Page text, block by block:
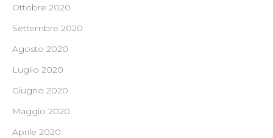
Ottobre 2020
Settembre 2020
Agosto 2020
Luglio 2020
Giugno 2020
Maggio 2020
Aprile 2020